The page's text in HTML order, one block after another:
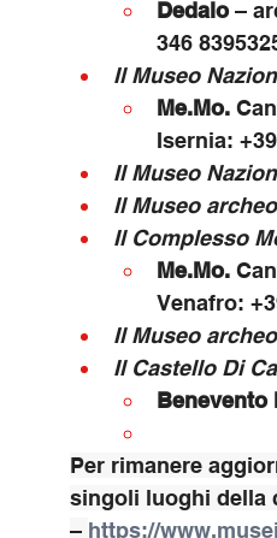
Dedalo –
346
Il Museo
Me.Mo.
Isernia:
Il Museo
Il Museo
Il Complesso
Me.Mo.
Venafro:
Il Museo
Il Castello Di
Benevento
Per rimanere
singoli luoghi della
– https://